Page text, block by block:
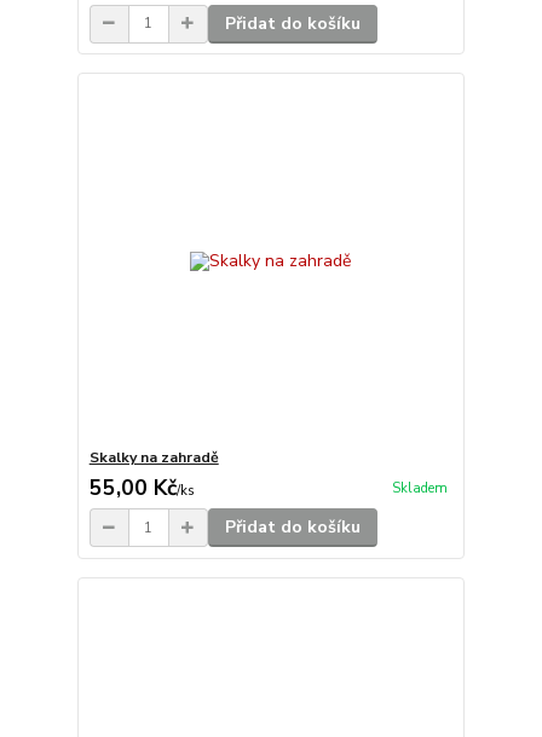
Přidat do košíku
Skalky na zahradě
55,00 Kč/ks Skladem
Přidat do košíku